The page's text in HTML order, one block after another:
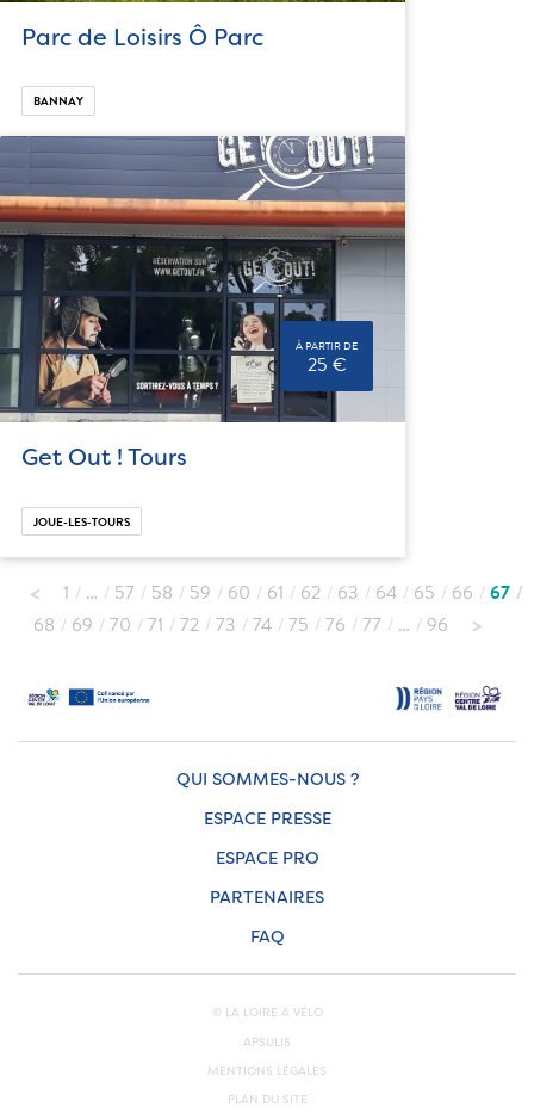
Parc de Loisirs Ô Parc
BANNAY
À PARTIR DE
25 €
Get Out ! Tours
JOUE-LES-TOURS
1 … 57 58 59 60 61 62 63 64 65 66
67
68
69 70 71 72 73 74 75 76 77 … 96
QUI SOMMES-NOUS ?
ESPACE PRESSE
ESPACE PRO
PARTENAIRES
FAQ
© LA LOIRE À VÉLO
APSULIS
MENTIONS LÉGALES
PLAN DU SITE